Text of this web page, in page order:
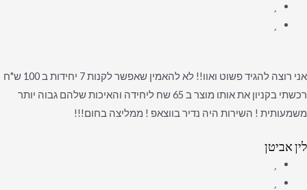
אני רוצה להגיד פשוט ואוו!! לא להאמין שאפשר לקנות 7 יחידות ב 100 ש"ח
רכשתי בקניון את אותו מוצר ב 65 שח ליחידה והאיכות שלהם גבוה יותר
משמעותית ! השירות היה נדיר בווצאפ ! ממליצה בחום!!!
לין אביטן